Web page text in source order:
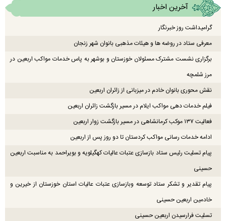
آخرین اخبار
گرامیداشت روز خبرنگار
معرفی ستاد در روضه ها و هیئات مذهبی بانوان شهر زنجان
برگزاری نشست مشترک مسئولان خوزستان و بوشهر به پاس خدمات مواکب اربعین در
مرز شلمچه
نقش محوری بانوان خادم در میزبانی از زائران اربعین
فیلم خدمات دهی مواکب ایلام در مسیر بازگشت زائران اربعین
فعالیت ۱۳۷ موکب کرمانشاهی در مسیر بازگشت زوار اربعین
ادامه خدمات رسانی مواکب کردستان تا دو روز پس از اربعین
پیام تسلیت رئیس ستاد بازسازی عتبات عالیات کهگیلویه و بویراحمد به مناسبت اربعین
حسینی
پیام تقدیر و تشکر ستاد توسعه وبازسازی عتبات عالیات استان خوزستان از خیرین و
خادمین اربعین حسینی
تسلیت فرارسیدن اربعین حسینی